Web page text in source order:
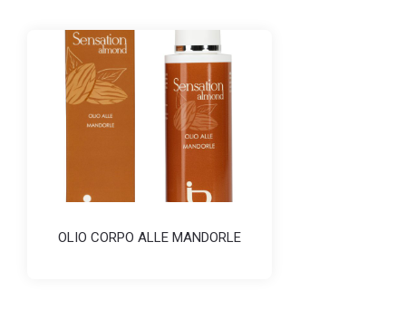
OLIO CORPO ALLE MANDORLE